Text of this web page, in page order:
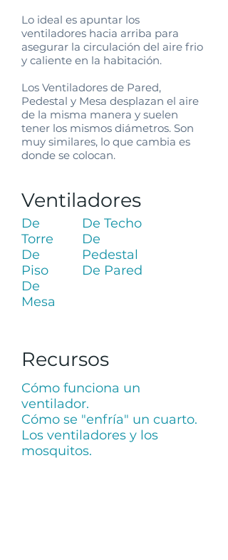
Lo ideal es apuntar los
ventiladores hacia arriba para
asegurar la circulación del aire frio
y caliente en la habitación.
Los Ventiladores de Pared,
Pedestal y Mesa desplazan el aire
de la misma manera y suelen
tener los mismos diámetros. Son
muy similares, lo que cambia es
donde se colocan.
Ventiladores
De
Torre
De
Piso
De
Mesa
De Techo
De
Pedestal
De Pared
Recursos
Cómo funciona un
ventilador.
Cómo se "enfría" un cuarto.
Los ventiladores y los
mosquitos.